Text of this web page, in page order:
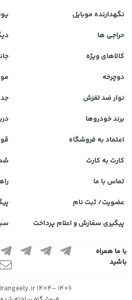
نگهدارنده موبایل
حراجی ها
کالاهای ویژه
دوچرخه
نوار ضد لغزش
برند خودروها
اعتماد به فروشگاه
کارت به کارت
تماس با ما
عضویت/ ثبت نام
پیگیری سفارش و اعلام پرداخت
با ما همراه
باشید
1406 -1404 Copyright©Irangeely.ir